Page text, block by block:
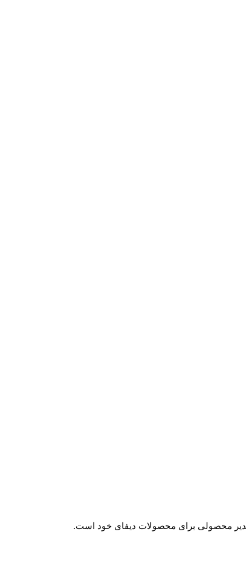
مدیر محصولی برای محصولات دیفای خود است.